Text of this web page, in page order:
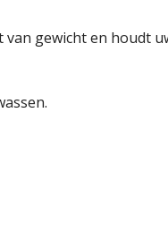
gewicht en houdt